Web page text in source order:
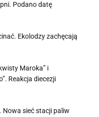
Podano datę
Ekolodzy zachęcają
Maroka” i
Reakcja diecezji
Nowa sieć stacji paliw